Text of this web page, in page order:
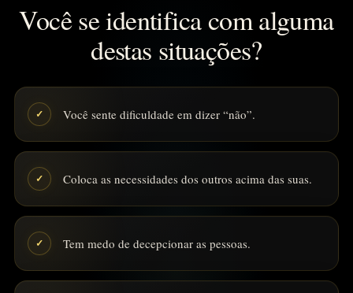
Você se identifica com alguma
destas situações?
✓ Você sente dificuldade em dizer “não”.
✓ Coloca as necessidades dos outros acima das suas.
✓ Tem medo de decepcionar as pessoas.